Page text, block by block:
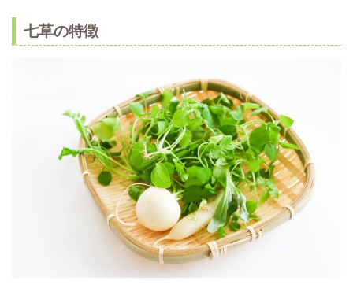
七草の特徴